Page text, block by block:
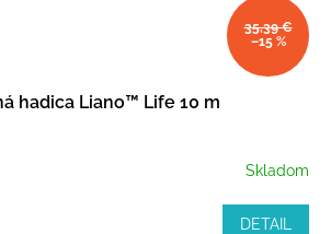
35,39 €
–15 %
hadica Liano™ Life 10 m
Skladom
DETAIL